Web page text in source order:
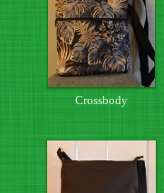
Crossbody